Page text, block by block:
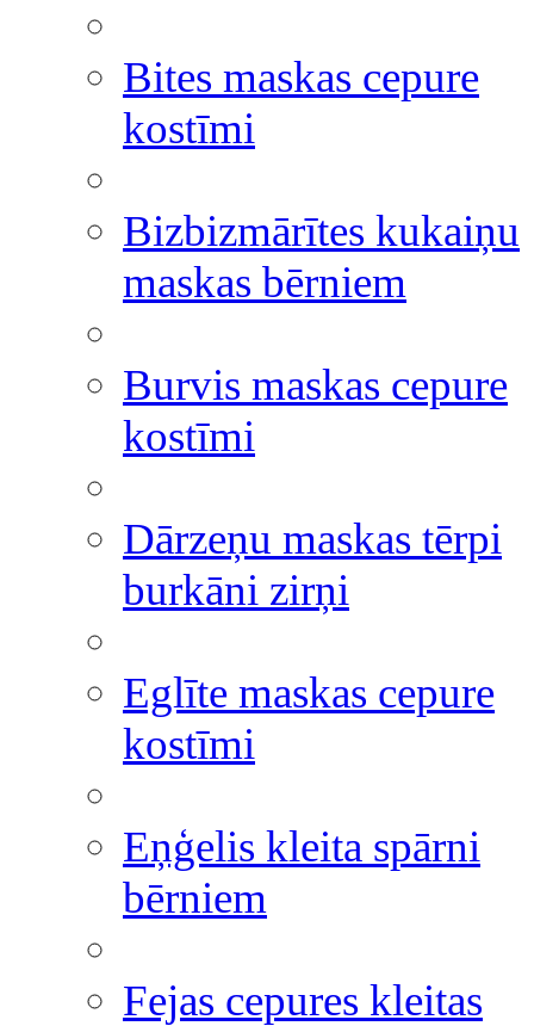
Bites maskas cepure
kostīmi
Bizbizmārītes kukaiņu
maskas bērniem
Burvis maskas cepure
kostīmi
Dārzeņu maskas tērpi
burkāni zirņi
Eglīte maskas cepure
kostīmi
Eņģelis kleita spārni
bērniem
Fejas cepures kleitas